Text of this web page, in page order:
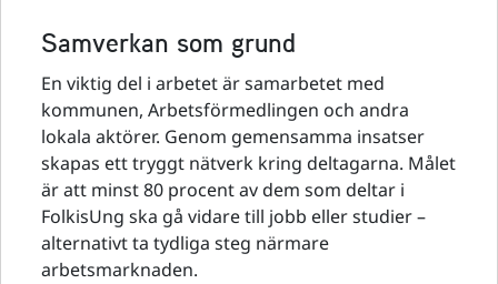
Samverkan som grund
En viktig del i arbetet är samarbetet med
kommunen, Arbetsförmedlingen och andra
lokala aktörer. Genom gemensamma insatser
skapas ett tryggt nätverk kring deltagarna. Målet
är att minst 80 procent av dem som deltar i
FolkisUng ska gå vidare till jobb eller studier –
alternativt ta tydliga steg närmare
arbetsmarknaden.